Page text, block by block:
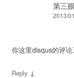
第三眼
2013/
你这里disqus的评
Reply ↓